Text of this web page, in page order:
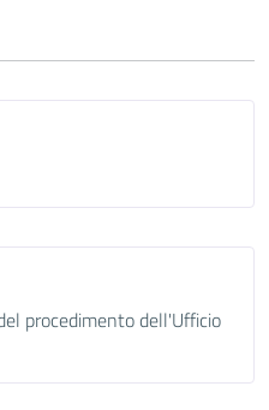
procedimento dell'Ufficio